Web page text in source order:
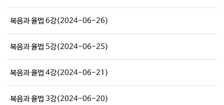
복음과 율법 6강(2024-06-26)
복음과 율법 5강(2024-06-25)
복음과 율법 4강(2024-06-21)
복음과 율법 3강(2024-06-20)